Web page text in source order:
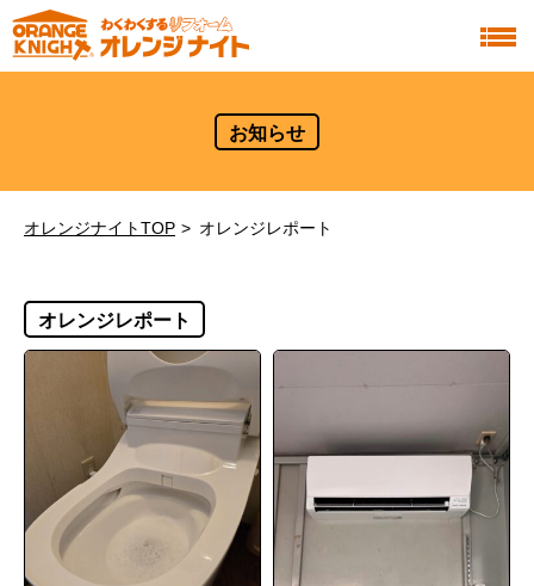
お知らせ
オレンジナイトTOP オレンジレポート
オレンジレポート